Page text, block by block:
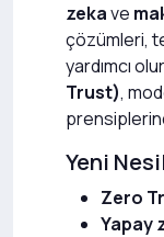
zekave
çözümleri,
yardımcı
Trust),
Yeni
Zero
Yapay